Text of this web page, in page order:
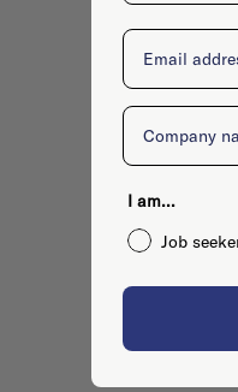
Email
Company
I am...
Job